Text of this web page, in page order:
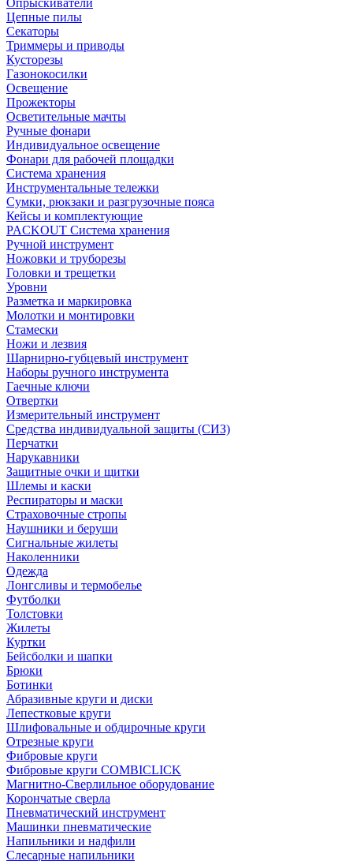
Опрыскиватели
Цепные пилы
Секаторы
Триммеры и приводы
Кусторезы
Газонокосилки
Освещение
Прожекторы
Осветительные мачты
Ручные фонари
Индивидуальное освещение
Фонари для рабочей площадки
Система хранения
Инструментальные тележки
Сумки, рюкзаки и разгрузочные пояса
Кейсы и комплектующие
PACKOUT Система хранения
Ручной инструмент
Ножовки и труборезы
Головки и трещетки
Уровни
Разметка и маркировка
Молотки и монтировки
Стамески
Ножи и лезвия
Шарнирно-губцевый инструмент
Наборы ручного инструмента
Гаечные ключи
Отвертки
Измерительный инструмент
Средства индивидуальной защиты (СИЗ)
Перчатки
Нарукавники
Защитные очки и щитки
Шлемы и каски
Респираторы и маски
Страховочные стропы
Наушники и беруши
Сигнальные жилеты
Наколенники
Одежда
Лонгсливы и термобелье
Футболки
Толстовки
Жилеты
Куртки
Бейсболки и шапки
Брюки
Ботинки
Абразивные круги и диски
Лепестковые круги
Шлифовальные и обдирочные круги
Отрезные круги
Фибровые круги
Фибровые круги COMBICLICK
Магнитно-Сверлильное оборудование
Корончатые сверла
Пневматический инструмент
Машинки пневматические
Напильники и надфили
Слесарные напильники